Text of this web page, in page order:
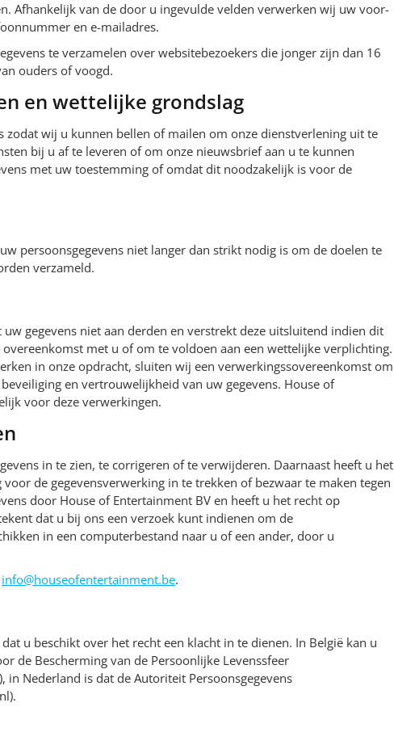
Afhankelijk van de door u ingevulde velden verwerken wij uw voor-
en e-mailadres.
te verzamelen over websitebezoekers die jonger zijn dan 16
ouders of voogd.
en wettelijke grondslag
zodat wij u kunnen bellen of mailen om onze dienstverlening uit te
bij u af te leveren of om onze nieuwsbrief aan u te kunnen
met uw toestemming of omdat dit noodzakelijk is voor de
persoonsgegevens niet langer dan strikt nodig is om de doelen te
verzameld.
gegevens niet aan derden en verstrekt deze uitsluitend indien dit
met u of om te voldoen aan een wettelijke verplichting.
in onze opdracht, sluiten wij een verwerkingssovereenkomst om
en vertrouwelijkheid van uw gegevens. House of
voor deze verwerkingen.
in te zien, te corrigeren of te verwijderen. Daarnaast heeft u het
de gegevensverwerking in te trekken of bezwaar te maken tegen
door House of Entertainment BV en heeft u het recht op
dat u bij ons een verzoek kunt indienen om de
in een computerbestand naar u of een ander, door u
info@houseofentertainment.be.
u beschikt over het recht een klacht in te dienen. In België kan u
de Bescherming van de Persoonlijke Levenssfeer
Nederland is dat de Autoriteit Persoonsgegevens